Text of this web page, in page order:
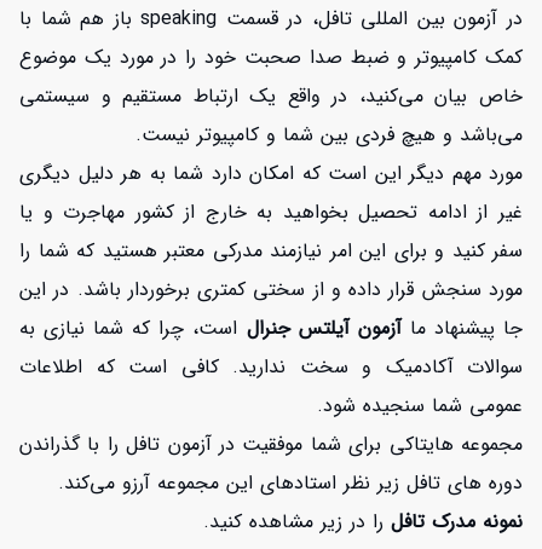
در آزمون بین المللی تافل، در قسمت speaking باز هم شما با
کمک کامپیوتر و ضبط صدا صحبت خود را در مورد یک موضوع
خاص بیان می‌کنید، در واقع یک ارتباط مستقیم و سیستمی
می‌باشد و هیچ فردی بین شما و کامپیوتر نیست.
مورد مهم دیگر این است که امکان دارد شما به هر دلیل دیگری
غیر از ادامه تحصیل بخواهید به خارج از کشور مهاجرت و یا
سفر کنید و برای این امر نیازمند مدرکی معتبر هستید که شما را
مورد سنجش قرار داده و از سختی کمتری برخوردار باشد. در این
جا پیشنهاد ماآزمون آیلتس جنرال است، چرا که شما نیازی به
سوالات آکادمیک و سخت ندارید. کافی است که اطلاعات
عمومی شما سنجیده شود.
مجموعه هایتاکی برای شما موفقیت در آزمون تافل را با گذراندن
دوره های تافل زیر نظر استادهای این مجموعه آرزو می‌کند.
نمونه مدرک تافل را در زیر مشاهده کنید.